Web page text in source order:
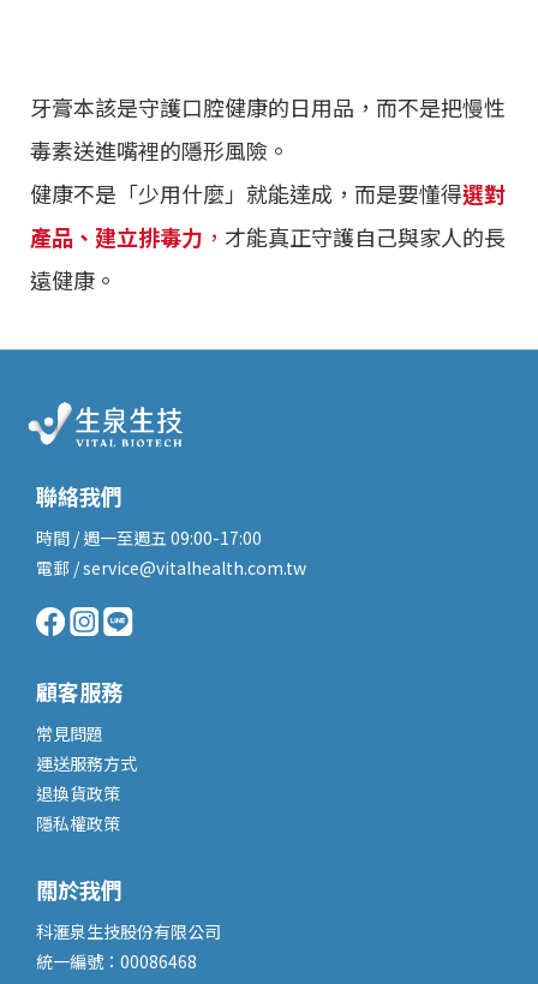
牙膏本該是守護口腔健康的日用品，而不是把慢性
毒素送進嘴裡的隱形風險。
健康不是「少用什麼」就能達成，而是要懂得選對
產品、建立排毒力 ， 才能真正守護自己與家人的長
遠健康。
聯絡我們
時間 / 週一至週五 09:00-17:00
電郵 / service@vitalhealth.com.tw
顧客服務
常見問題
運送服務方式
退換貨政策
隱私權政策
關於我們
科滙泉生技股份有限公司
統一編號：00086468